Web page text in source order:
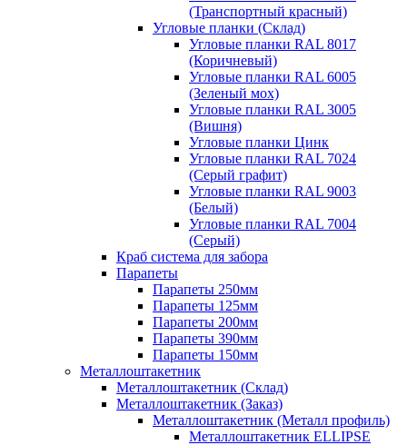
(Транспортный красный)
Угловые планки (Склад)
Угловые планки RAL 8017
(Коричневый)
Угловые планки RAL 6005
(Зеленый мох)
Угловые планки RAL 3005
(Вишня)
Угловые планки Цинк
Угловые планки RAL 7024
(Серый графит)
Угловые планки RAL 9003
(Белый)
Угловые планки RAL 7004
(Серый)
Краб система для забора
Парапеты
Парапеты 250мм
Парапеты 125мм
Парапеты 200мм
Парапеты 390мм
Парапеты 150мм
Металлоштакетник
Металлоштакетник (Склад)
Металлоштакетник (Заказ)
Металлоштакетник (Металл профиль)
Металлоштакетник ELLIPSE